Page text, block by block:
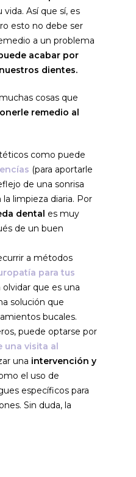
Así que sí, es
esto no debe ser
a un problema
acabar por
dientes.
cosas que
remedio al
como puede
(para aportarle
de una sonrisa
limpieza diaria. Por
dental es muy
de un buen
a métodos
para tus
olvidar que es una
solución que
bucales.
puede optarse por
visita al
una intervención y
el uso de
específicos para
Sin duda, la